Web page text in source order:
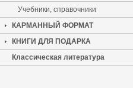
Учебники, справочники
КАРМАННЫЙ ФОРМАТ
КНИГИ ДЛЯ ПОДАРКА
Классическая литература